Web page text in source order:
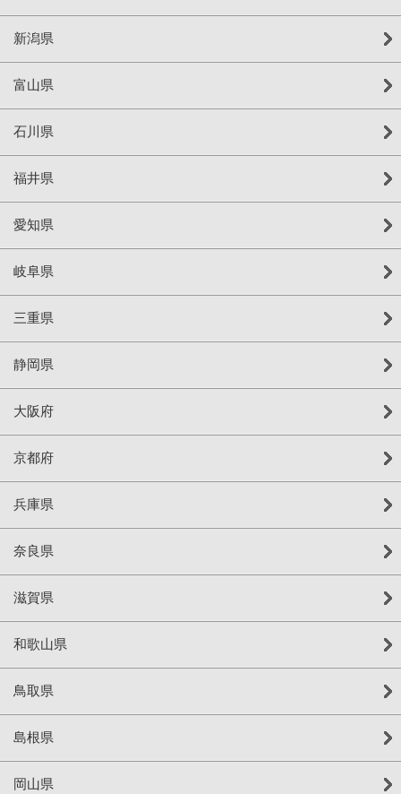
新潟県
富山県
石川県
福井県
愛知県
岐阜県
三重県
静岡県
大阪府
京都府
兵庫県
奈良県
滋賀県
和歌山県
鳥取県
島根県
岡山県